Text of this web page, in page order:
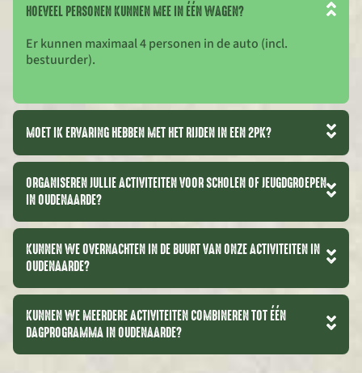
HOEVEEL PERSONEN KUNNEN MEE IN ÉÉN WAGEN?
Er kunnen maximaal 4 personen in de auto (incl.
bestuurder).
MOET IK ERVARING HEBBEN MET HET RIJDEN IN EEN 2PK?
ORGANISEREN JULLIE ACTIVITEITEN VOOR SCHOLEN OF JEUGDGROEPEN
IN OUDENAARDE?
KUNNEN WE OVERNACHTEN IN DE BUURT VAN ONZE ACTIVITEITEN IN
OUDENAARDE?
KUNNEN WE MEERDERE ACTIVITEITEN COMBINEREN TOT ÉÉN
DAGPROGRAMMA IN OUDENAARDE?